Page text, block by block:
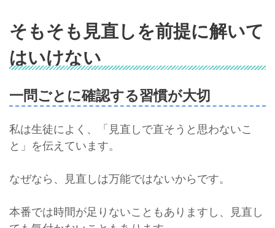
そもそも見直しを前提に解いて
はいけない
一問ごとに確認する習慣が大切
私は生徒によく、「見直しで直そうと思わないこ
と」を伝えています。
なぜなら、見直しは万能ではないからです。
本番では時間が足りないこともありますし、見直し